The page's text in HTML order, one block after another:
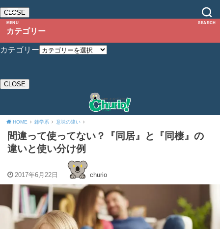
MENU
CLOSE
カテゴリー
カテゴリー
CLOSE
SEARCH
HOME 雑学系 意味の違い
間違って使ってない？『同居』と『同棲』の
違いと使い分け例
2017年6月22日 churio